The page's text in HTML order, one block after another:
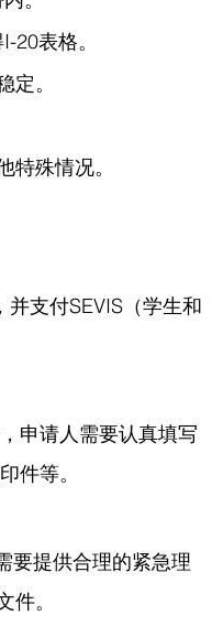
20表格。
。
殊情况。
支付SEVIS（学生和
申请人需要认真填写
件等。
要提供合理的紧急理
。